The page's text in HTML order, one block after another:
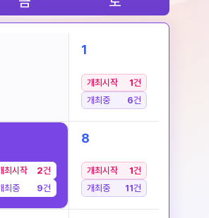
1
개최시작 1건
개최중
6건
최시작 2건
최중
9건
8
개최시작 1건
개최중
11건